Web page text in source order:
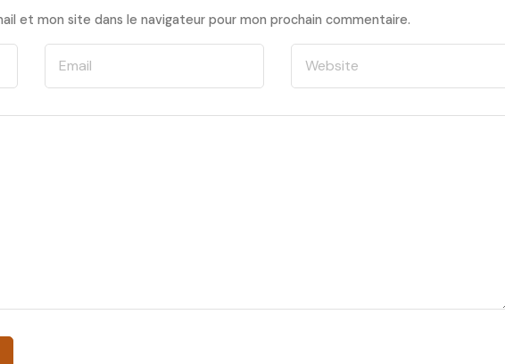
et mon site dans le navigateur pour mon prochain commentaire.